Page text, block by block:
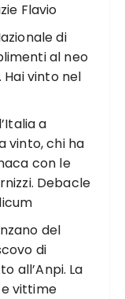
Flavio
di
al neo
Hai vinto nel
a
vinto, chi ha
con le
Debacle
del
di
all’Anpi. La
vittime